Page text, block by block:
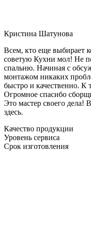
Кристина Шатунова
Всем, кто еще выбирает
советую Кухни мол! Не
спальню. Начиная с
монтажом никаких
быстро и качественно. К
Огромное спасибо
Это мастер своего дела!
здесь.
Качество продукции
Уровень сервиса
Срок изготовления